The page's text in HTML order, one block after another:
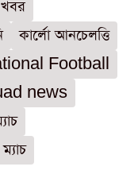
কার্লো আনচেলত্তি
Football
news